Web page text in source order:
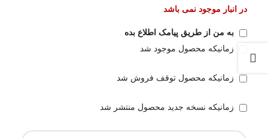
در انبار موجود نمی باشد
به من از طریق پیامک اطلاع بده
زمانیکه محصول موجود شد
زمانیکه محصول توقف فروش شد
زمانیکه نسخه جدید محصول منتشر شد